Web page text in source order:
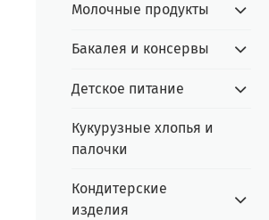
Молочные продукты
Бакалея и консервы
Детское питание
Кукурузные хлопья и
палочки
Кондитерские
изделия